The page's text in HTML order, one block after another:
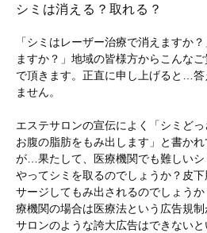
シミは消える？取れる？
「シミはレーザー治療で消えますか
ますか？」地域の皆様方からこんな
で頂きます。正直に申し上げると…答
ません。
エステサロンの宣伝によく「シミど
お腹の脂肪をもみ出します」と書か
が…果たして、医療機関でも難しいシ
やってシミを取るのでしょうか？皮
サージしてもみ出されるのでしょう
療機関の場合は医療法という広告規
サロンのような誇大広告はできない